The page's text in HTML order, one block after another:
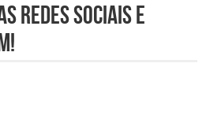
redes sociais e